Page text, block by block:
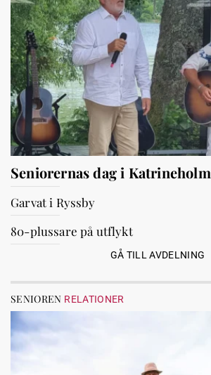
Seniorernas dag i Katrineholm
Garvat i Ryssby
80-plussare på utflykt
GÅ TILL AVDELNING
SENIOREN RELATIONER